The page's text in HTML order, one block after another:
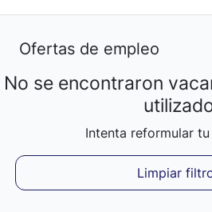
Ofertas de empleo
Cargando resultados...
No se encontraron
Intenta reformular
Limpiar